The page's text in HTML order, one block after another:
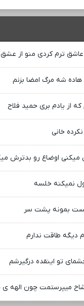
ترم کردی منو از
هاده شه مرگ امضا بزنم
از یادم بری حمید فلاح
خانی
اوضاع رو بدترش
نمیکنه خلسه
بمونه پشت سر
دیگه طاقت ندارم
تو اینقده درگیرشم
میپرستمت چون الهه ی